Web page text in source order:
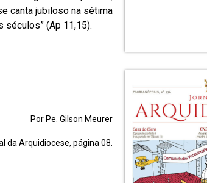
canta jubiloso na sétima
séculos” (Ap 11,15).
Por Pe. Gilson Meurer
da Arquidiocese, página 08.